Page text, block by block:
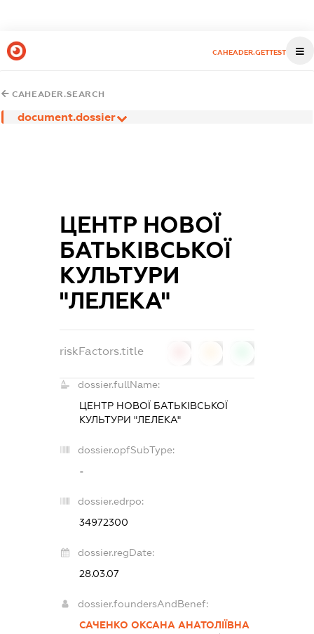
CAHEADER.GETTEST
CAHEADER.SEARCH
document.dossier
ЦЕНТР НОВОЇ
БАТЬКІВСЬКОЇ
КУЛЬТУРИ
"ЛЕЛЕКА"
riskFactors.title
dossier.fullName:
ЦЕНТР НОВОЇ БАТЬКІВСЬКОЇ
КУЛЬТУРИ "ЛЕЛЕКА"
dossier.opfSubType:
-
dossier.edrpo:
34972300
dossier.regDate:
28.03.07
dossier.foundersAndBenef:
САЧЕНКО ОКСАНА АНАТОЛІЇВНА